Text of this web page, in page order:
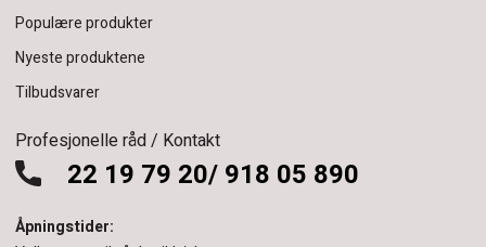
Populære produkter
Nyeste produktene
Tilbudsvarer
Profesjonelle råd / Kontakt
22 19 79 20/ 918 05 890
Åpningstider: